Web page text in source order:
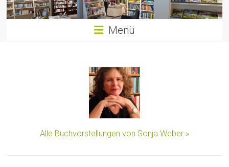
Menü
Alle Buchvorstellungen von Sonja Weber »